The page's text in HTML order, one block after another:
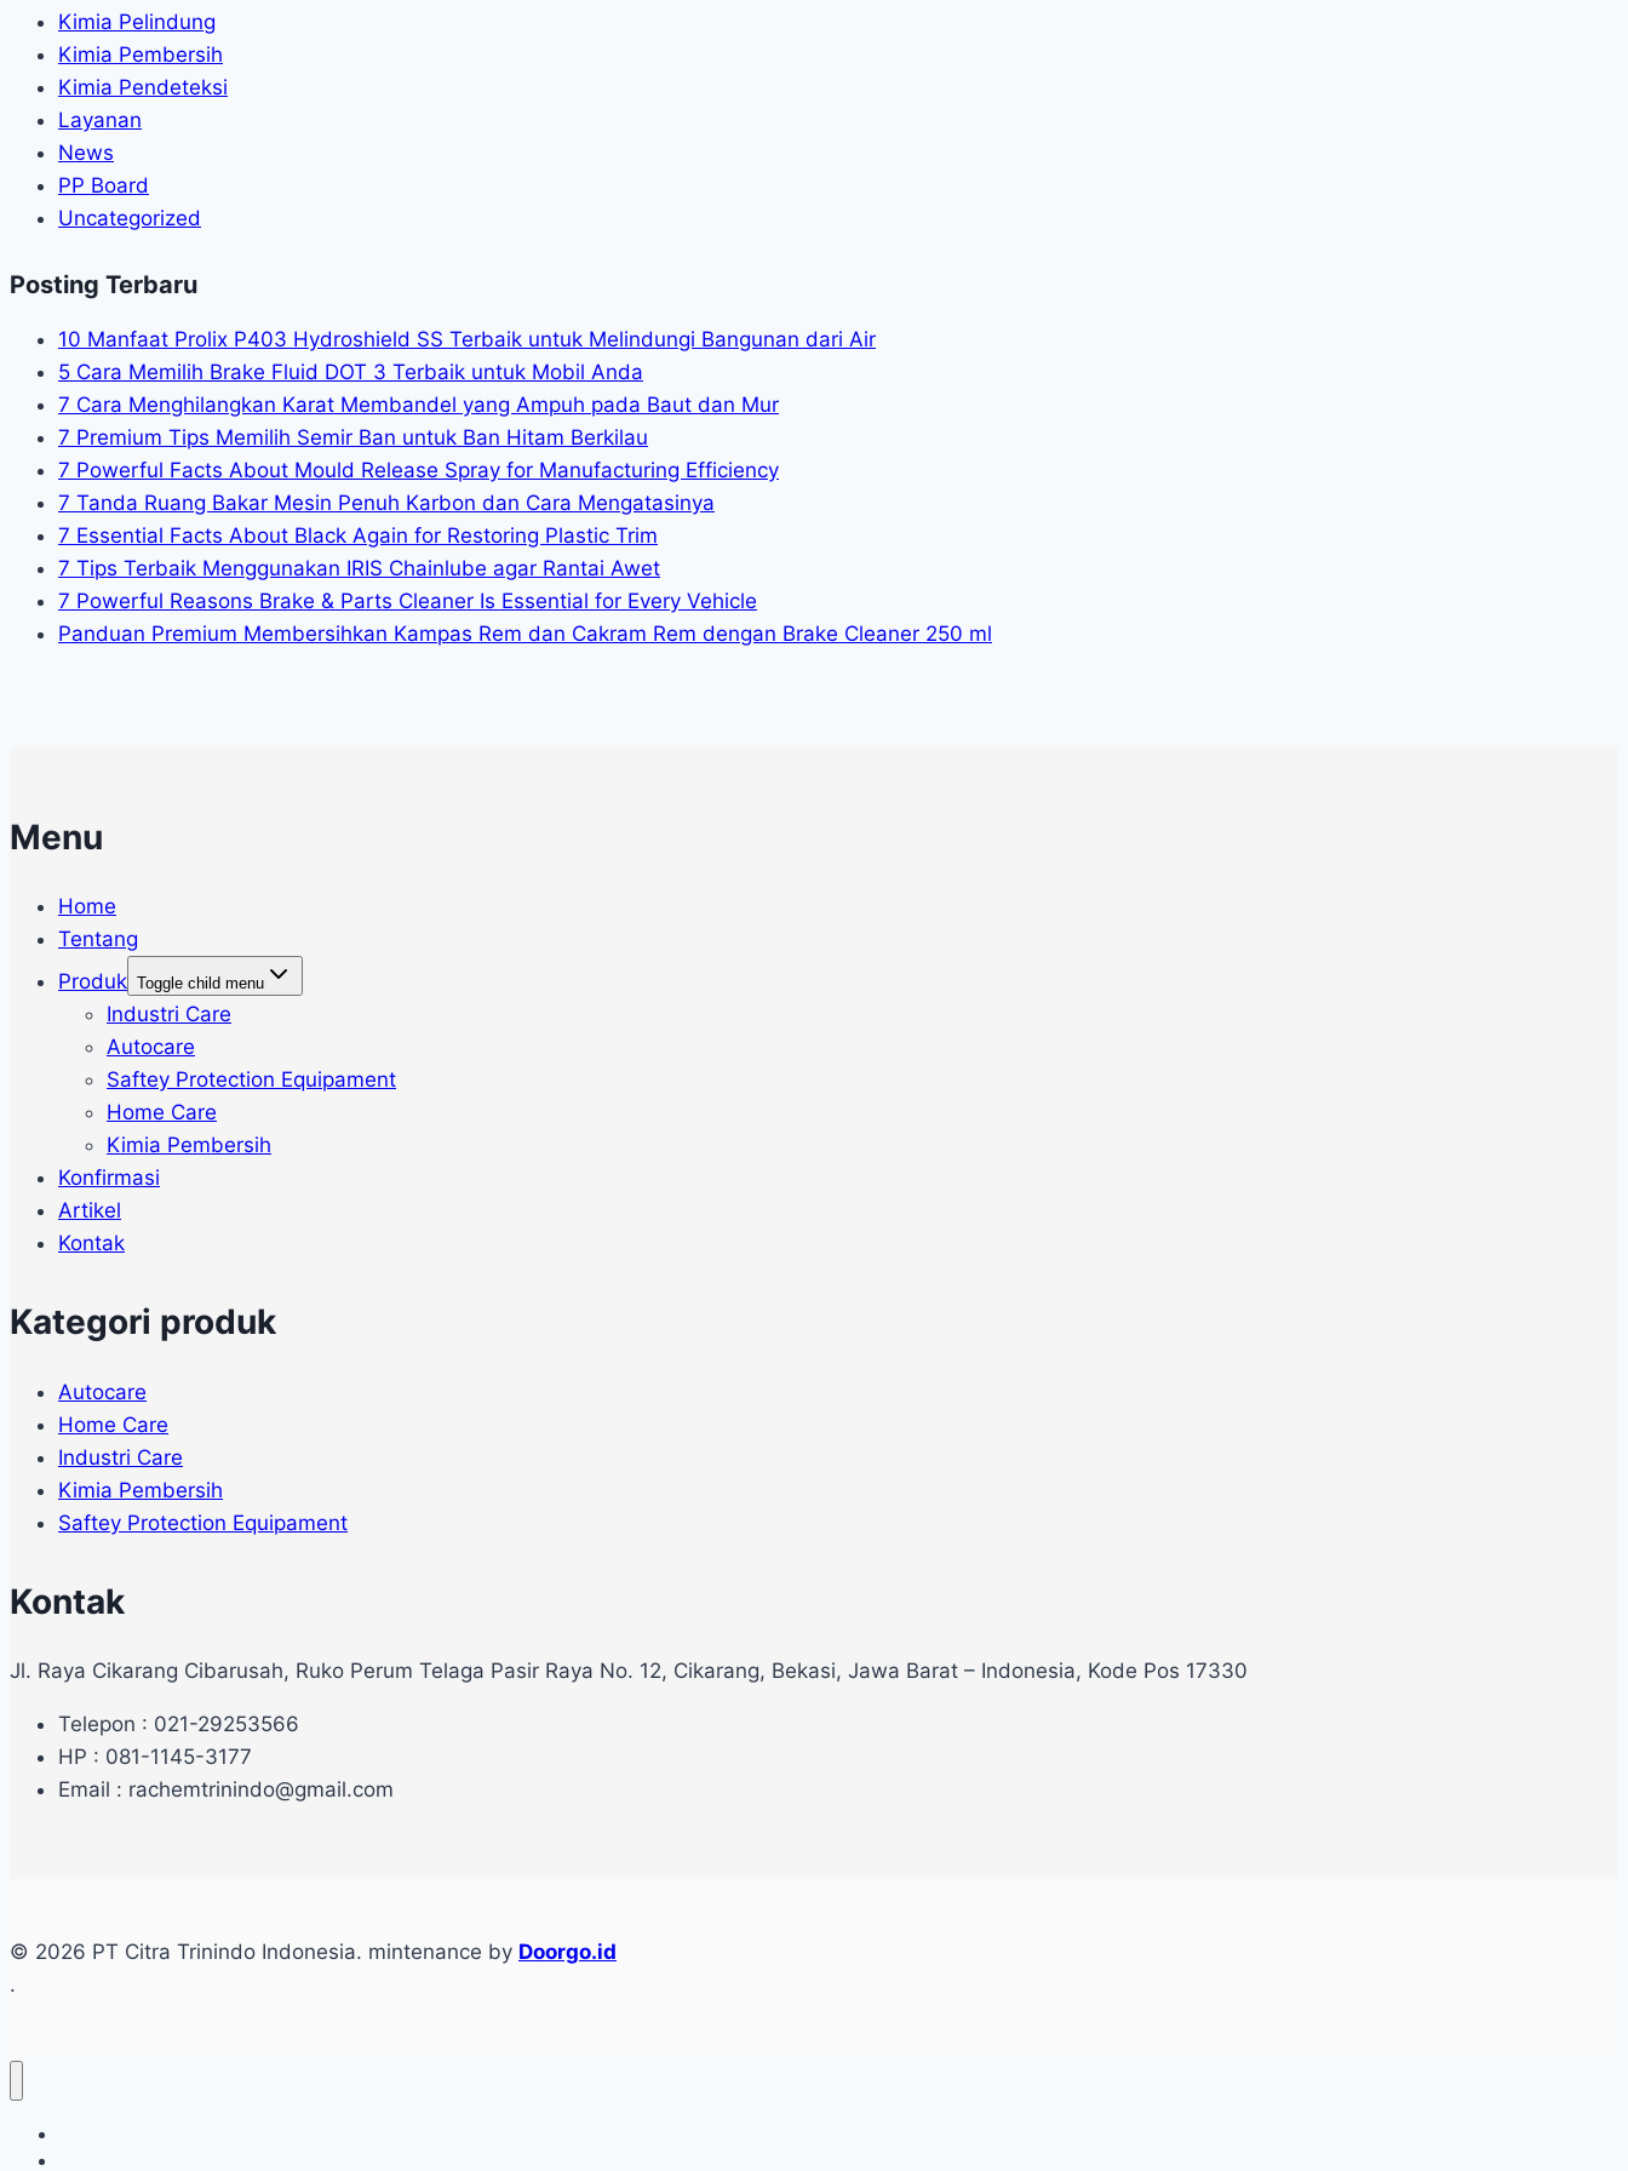
Kimia Pelindung
Kimia Pembersih
Kimia Pendeteksi
Layanan
News
PP Board
Uncategorized
Posting Terbaru
10 Manfaat Prolix P403 Hydroshield SS Terbaik untuk Melindungi Bangunan dari Air
5 Cara Memilih Brake Fluid DOT 3 Terbaik untuk Mobil Anda
7 Cara Menghilangkan Karat Membandel yang Ampuh pada Baut dan Mur
7 Premium Tips Memilih Semir Ban untuk Ban Hitam Berkilau
7 Powerful Facts About Mould Release Spray for Manufacturing Efficiency
7 Tanda Ruang Bakar Mesin Penuh Karbon dan Cara Mengatasinya
7 Essential Facts About Black Again for Restoring Plastic Trim
7 Tips Terbaik Menggunakan IRIS Chainlube agar Rantai Awet
7 Powerful Reasons Brake & Parts Cleaner Is Essential for Every Vehicle
Panduan Premium Membersihkan Kampas Rem dan Cakram Rem dengan Brake Cleaner 250 ml
Menu
Home
Tentang
Produk Toggle child menu
Industri Care
Autocare
Saftey Protection Equipament
Home Care
Kimia Pembersih
Konfirmasi
Artikel
Kontak
Kategori produk
Autocare
Home Care
Industri Care
Kimia Pembersih
Saftey Protection Equipament
Kontak
Jl. Raya Cikarang Cibarusah, Ruko Perum Telaga Pasir Raya No. 12, Cikarang, Bekasi, Jawa Barat – Indonesia, Kode Pos 17330
Telepon : 021-29253566
HP : 081-1145-3177
Email : rachemtrinindo@gmail.com
© 2026 PT Citra Trinindo Indonesia. mintenance by Doorgo.id
.